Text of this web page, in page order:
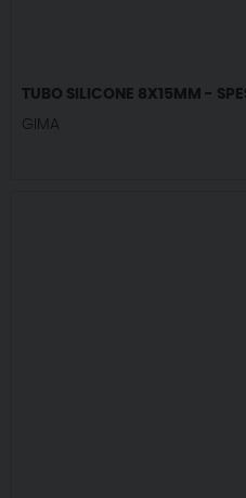
TUBO SILICONE 8X15MM -
GIMA